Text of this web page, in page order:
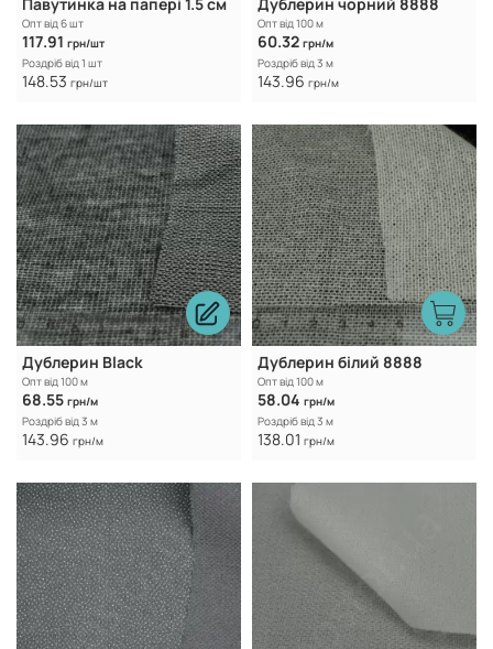
Опт від 6 шт
117.91 грн/шт
Роздріб від 1 шт
148.53 грн/шт
Опт від 100 м
60.32 грн/м
Роздріб від 3 м
143.96 грн/м
Дублерин Black
Опт від 100 м
68.55 грн/м
Роздріб від 3 м
143.96 грн/м
Дублерин білий 8888
Опт від 100 м
58.04 грн/м
Роздріб від 3 м
138.01 грн/м